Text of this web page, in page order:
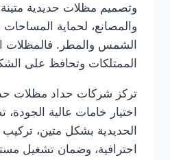
وتصميم مظلات حديدية متينة
والمصانع، لحماية
الشمس والمطر. فالمظلات
الممتلكات وتحافظ على
تركز شركات حداد مظلات
اختيار خامات عالية الجودة،
الحديدية بشكل متين،
احترافية، وضمان تشغيل